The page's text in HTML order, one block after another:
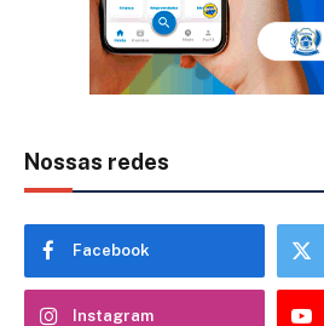
Nossas redes
Facebook
Instagram